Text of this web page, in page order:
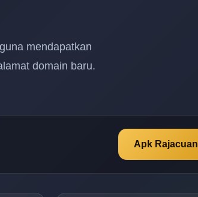
mendapatkan
domain baru.
Apk Rajacuan